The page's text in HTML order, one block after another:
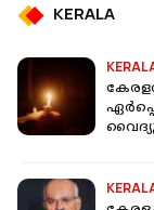
KERALA